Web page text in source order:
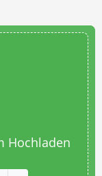
Hochladen